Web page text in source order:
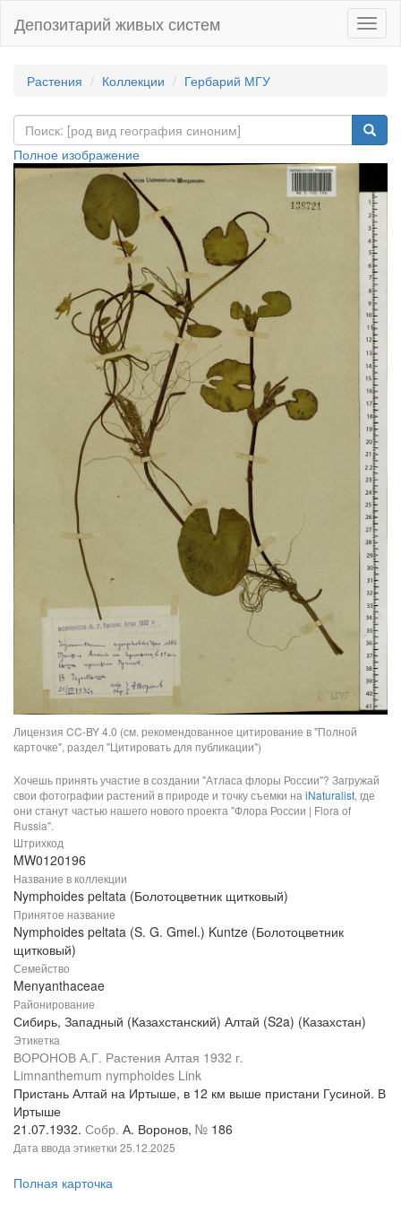
Депозитарий живых систем
Растения Коллекции Гербарий МГУ
Полное изображение
Лицензия CC-BY 4.0 (см. рекомендованное цитирование в "Полной
карточке", раздел "Цитировать для публикации")
Хочешь принять участие в создании "Атласа флоры России"? Загружай
свои фотографии растений в природе и точку съемки на iNaturalist, где
они станут частью нашего нового проекта "Флора России | Flora of
Russia".
Штрихкод
MW0120196
Название в коллекции
Nymphoides peltata (Болотоцветник щитковый)
Принятое название
Nymphoides peltata (S. G. Gmel.) Kuntze (Болотоцветник
щитковый)
Семейство
Menyanthaceae
Районирование
Сибирь, Западный (Казахстанский) Алтай (S2a) (Казахстан)
Этикетка
ВОРОНОВ А.Г. Растения Алтая 1932 г.
Limnanthemum nymphoides Link
Пристань Алтай на Иртыше, в 12 км выше пристани Гусиной. В
Иртыше
21.07.1932. Собр. А. Воронов, № 186
Дата ввода этикетки 25.12.2025
Полная карточка